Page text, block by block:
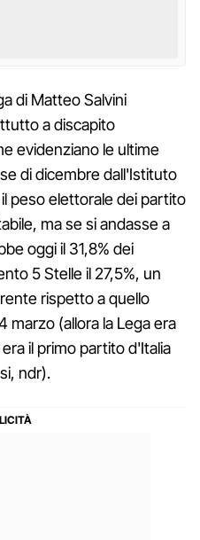
di Matteo Salvini
a discapito
evidenziano le ultime
di dicembre dall'Istituto
peso elettorale dei partito
ma se si andasse a
oggi il 31,8% dei
5 Stelle il 27,5%, un
rispetto a quello
marzo (allora la Lega era
il primo partito d'Italia
ndr).